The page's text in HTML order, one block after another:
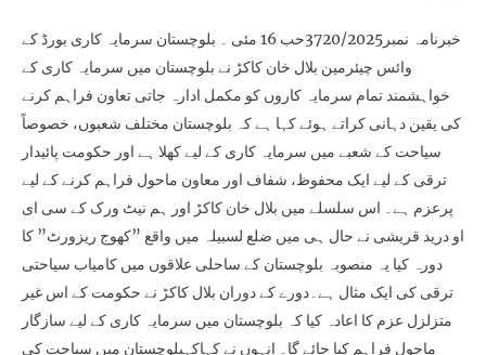
خبرنامہ نمبر3720/2025حب 16 مئی ۔ بلوچستان سرمایہ کاری بورڈ کے
وائس چیئرمین بلال خان کاکڑ نے بلوچستان میں سرمایہ کاری کے
خواہشمند تمام سرمایہ کاروں کو مکمل ادارہ جاتی تعاون فراہم کرنے
کی یقین دہانی کراتے ہوئے کہا ہے کہ بلوچستان مختلف شعبوں، خصوصاً
سیاحت کے شعبے میں سرمایہ کاری کے لیے کھلا ہے اور حکومت پائیدار
ترقی کے لیے ایک محفوظ، شفاف اور معاون ماحول فراہم کرنے کے لیے
پرعزم ہے۔ اس سلسلے میں بلال خان کاکڑ اور ہم نیٹ ورک کے سی ای
او درید قریشی نے حال ہی میں ضلع لسبیلہ میں واقع ”کھوج ریزورٹ” کا
دورہ کیا یہ منصوبہ بلوچستان کے ساحلی علاقوں میں کامیاب سیاحتی
ترقی کی ایک مثال ہے۔دورے کے دوران بلال کاکڑ نے حکومت کے اس غیر
متزلزل عزم کا اعادہ کیا کہ بلوچستان میں سرمایہ کاری کے لیے سازگار
ماحول فراہم کیا جائے گا۔ انہوں نے کہاکہبلوچستان میں سیاحت کی